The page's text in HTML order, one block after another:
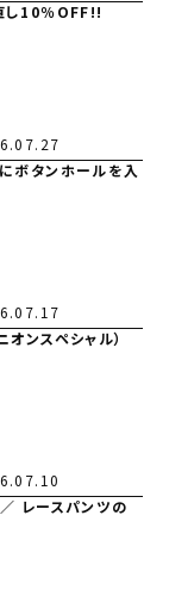
し10％OFF!!
ボタンホールを入
ンスペシャル）
レースパンツの